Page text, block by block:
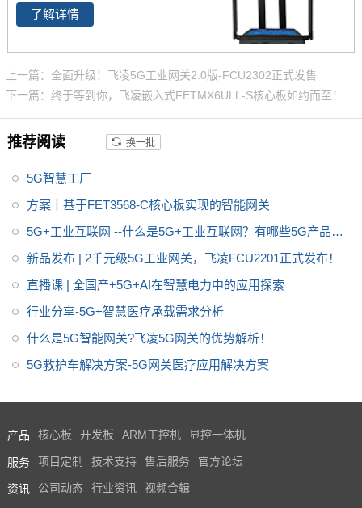
了解详情
上一篇：全面升级！飞凌5G工业网关2.0版-FCU2302正式发售
下一篇：终于等到你，飞凌嵌入式FETMX6ULL-S核心板如约而至！
推荐阅读 换一批
5G智慧工厂
方案丨基于FET3568-C核心板实现的智能网关
5G+工业互联网 --什么是5G+工业互联网？有哪些5G产品可
推荐？
新品发布 | 2千元级5G工业网关，飞凌FCU2201正式发布！
直播课 | 全国产+5G+AI在智慧电力中的应用探索
行业分享-5G+智慧医疗承载需求分析
什么是5G智能网关?飞凌5G网关的优势解析！
5G救护车解决方案-5G网关医疗应用解决方案
产品 核心板 开发板 ARM工控机 显控一体机
服务 项目定制 技术支持 售后服务 官方论坛
资讯 公司动态 行业资讯 视频合辑